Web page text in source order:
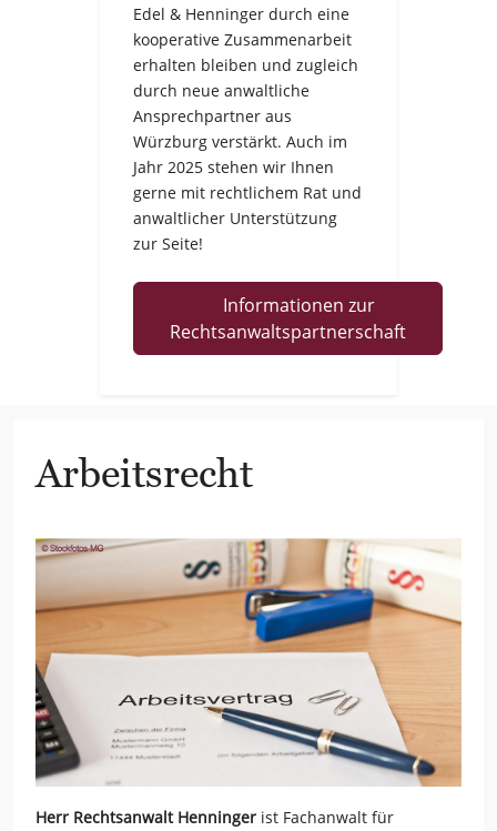
Edel & Henninger durch eine
kooperative Zusammenarbeit
erhalten bleiben und zugleich
durch neue anwaltliche
Ansprechpartner aus
Würzburg verstärkt. Auch im
Jahr 2025 stehen wir Ihnen
gerne mit rechtlichem Rat und
anwaltlicher Unterstützung
zur Seite!
Informationen zur
Rechtsanwaltspartnerschaft
Arbeitsrecht
Herr Rechtsanwalt Henninger ist Fachanwalt für